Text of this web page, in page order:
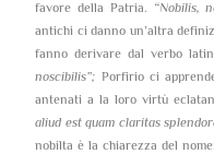
favore della Patria. “Nobilis,
antichi ci danno un’altra
fanno derivare dal verbo
noscibilis”; Porfirio ci
antenati a la loro virtù
aliud est quam claritas
nobilta è la chiarezza del